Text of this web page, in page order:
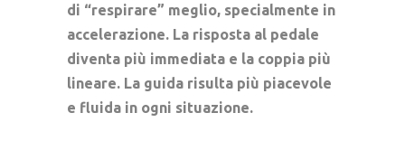
di “respirare” meglio, specialmente in
accelerazione. La risposta al pedale
diventa più immediata e la coppia più
lineare. La guida risulta più piacevole
e fluida in ogni situazione.